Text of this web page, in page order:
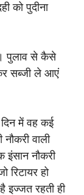
को पुदीना
पुलाव से कैसे
सब्जी ले आएं
में वह कई
वाली
नौकरी
हो
इज्जत रहती ही